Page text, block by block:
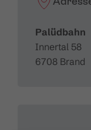
Palüdbahn
Innertal 58
6708 Brand